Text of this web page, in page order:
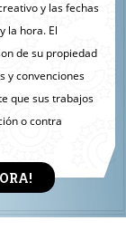
y las fechas
la hora. El
de su propiedad
y convenciones
que sus trabajos
o contra